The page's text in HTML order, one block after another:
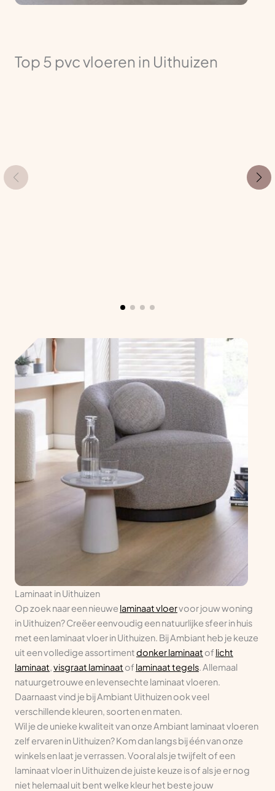
Top 5 pvc vloeren in Uithuizen
Laminaat in Uithuizen
Op zoek naar een nieuwe laminaat vloervoor jouw woning
in Uithuizen? Creëer eenvoudig een natuurlijke sfeer in huis
met een laminaat vloer in Uithuizen. Bij Ambiant heb je keuze
uit een volledige assortimentdonker laminaat of licht
laminaat,visgraat laminaat of laminaat tegels. Allemaal
natuurgetrouwe en levensechte laminaat vloeren.
Daarnaast vind je bij Ambiant Uithuizen ook veel
verschillende kleuren, soorten en maten.
Wil je de unieke kwaliteit van onze Ambiant laminaat vloeren
zelf ervaren in Uithuizen? Kom dan langs bij één van onze
winkels en laat je verrassen. Vooral als je twijfelt of een
laminaat vloer in Uithuizen de juiste keuze is of als je er nog
niet helemaal uit bent welke kleur het beste jouw